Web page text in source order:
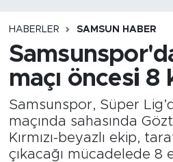
HABERLER SAMSUN HABER
maçı öncesi
Samsunspor, Süper
maçında sahasında
Kırmızı-beyazlı ekip,
çıkacağı mücadelede 8
Son Dakika Haberleri
Haber Arşivi